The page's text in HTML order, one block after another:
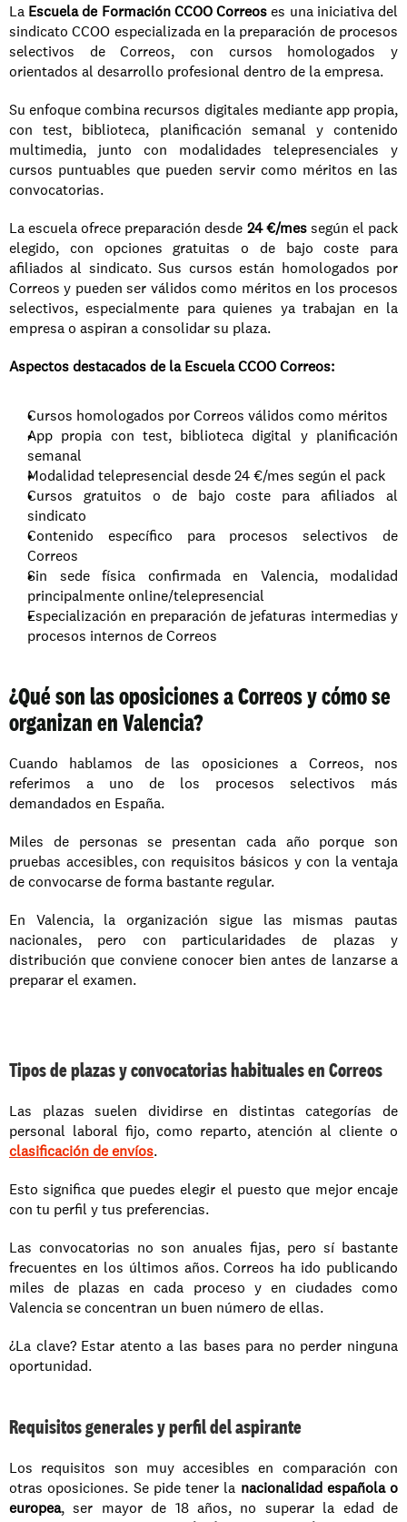
La Escuela de Formación CCOO Correos es una iniciativa del
sindicato CCOO especializada en la preparación de procesos
selectivos de Correos, con cursos homologados y
orientados al desarrollo profesional dentro de la empresa.
Su enfoque combina recursos digitales mediante app propia,
con test, biblioteca, planificación semanal y contenido
multimedia, junto con modalidades telepresenciales y
cursos puntuables que pueden servir como méritos en las
convocatorias.
La escuela ofrece preparación desde 24 €/mes según el pack
elegido, con opciones gratuitas o de bajo coste para
afiliados al sindicato. Sus cursos están homologados por
Correos y pueden ser válidos como méritos en los procesos
selectivos, especialmente para quienes ya trabajan en la
empresa o aspiran a consolidar su plaza.
Aspectos destacados de la Escuela CCOO Correos:
Cursos homologados por Correos válidos como méritos
App propia con test, biblioteca digital y planificación
semanal
Modalidad telepresencial desde 24 €/mes según el pack
Cursos gratuitos o de bajo coste para afiliados al
sindicato
Contenido específico para procesos selectivos de
Correos
Sin sede física confirmada en Valencia, modalidad
principalmente online/telepresencial
Especialización en preparación de jefaturas intermedias y
procesos internos de Correos
¿Qué son las oposiciones a Correos y cómo se
organizan en Valencia?
Cuando hablamos de las oposiciones a Correos, nos
referimos a uno de los procesos selectivos más
demandados en España.
Miles de personas se presentan cada año porque son
pruebas accesibles, con requisitos básicos y con la ventaja
de convocarse de forma bastante regular.
En Valencia, la organización sigue las mismas pautas
nacionales, pero con particularidades de plazas y
distribución que conviene conocer bien antes de lanzarse a
preparar el examen.
Tipos de plazas y convocatorias habituales en Correos
Las plazas suelen dividirse en distintas categorías de
clasificación de envíos.
Esto significa que puedes elegir el puesto que mejor encaje
con tu perfil y tus preferencias.
Las convocatorias no son anuales fijas, pero sí bastante
frecuentes en los últimos años. Correos ha ido publicando
miles de plazas en cada proceso y en ciudades como
Valencia se concentran un buen número de ellas.
¿La clave? Estar atento a las bases para no perder ninguna
oportunidad.
Requisitos generales y perfil del aspirante
Los requisitos son muy accesibles en comparación con
otras oposiciones. Se pide tener la nacionalidad española o
europea, ser mayor de 18 años, no superar la edad de